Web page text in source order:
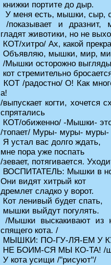
книжки портите до дыр.
У меня есть, мышки, сыр,
/показывает и дразнит,
гладят животики, но не
КОТ/хитро/ Ах, какой
Объявляю, мышки, мир,
/Мышки осторожно
кот стремительно
КОТ /радостно/ О! Как
а!
/выпускает когти,
спрятались
КОТ/обиженно/ -Мышки-
/топает/ Муры- муры- муры-
Я устал вас долго ждать,
мне пора уже поспать
/зевает, потягивается.
ВОСПИТАТЕЛЬ: Мышки в
Они видят хитрый кот
дремлет сладко у ворот.
Кот ленивый будет спать,
мышки выйдут погулять.
/Мышки выскакивают из
спящего кота. /
МЫШКИ: ПО-ГУ-ЛЯ-ЕМ У
НЕ БОИМ-СЯ МЫ КО-ТА! /
У кота усищи /"рисуют"/